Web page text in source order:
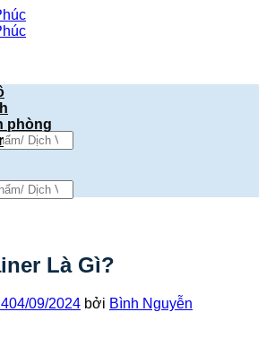
phòng
Là Gì?
04/09/2024 bởi Bình Nguyễn